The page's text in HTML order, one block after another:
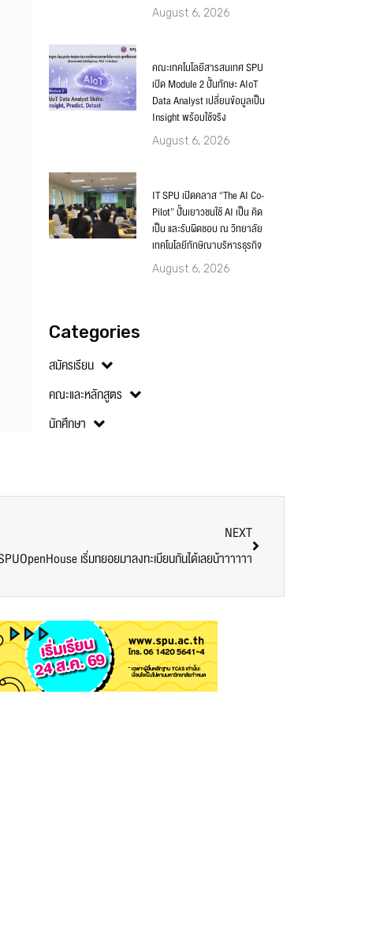
August 6, 2026
คณะเทคโนโลยีสารสนเทศ SPU
เปิด Module 2 ปั้นทักษะ AIoT
Data Analyst เปลี่ยนข้อมูลเป็น
Insight พร้อมใช้จริง
August 6, 2026
IT SPU เปิดคลาส “The AI Co-
Pilot” ปั้นเยาวชนใช้ AI เป็น คิด
เป็น และรับผิดชอบ ณ วิทยาลัย
เทคโนโลยีทักษิณาบริหารธุรกิจ
August 6, 2026
Categories
สมัครเรียน
คณะและหลักสูตร
นักศึกษา
NEXT
เริ่มทยอยมาลงทะเบียนกันได้เลยน้าาาาาา